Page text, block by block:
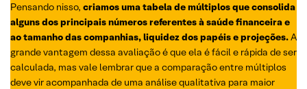
Pensando nisso, criamos uma tabela de múltiplos que consolida
alguns dos principais números referentes à saúde financeira e
ao tamanho das companhias, liquidez dos papéis e projeções.A
grande vantagem dessa avaliação é que ela é fácil e rápida de ser
calculada, mas vale lembrar que a comparação entre múltiplos
deve vir acompanhada de uma análise qualitativa para maior